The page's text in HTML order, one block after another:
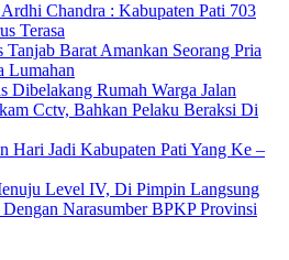
Chandra : Kabupaten Pati 703
Terasa
Tanjab Barat Amankan Seorang Pria
Lumahan
Dibelakang Rumah Warga Jalan
Cctv, Bahkan Pelaku Beraksi Di
Hari Jadi Kabupaten Pati Yang Ke –
Level IV, Di Pimpin Langsung
Narasumber BPKP Provinsi